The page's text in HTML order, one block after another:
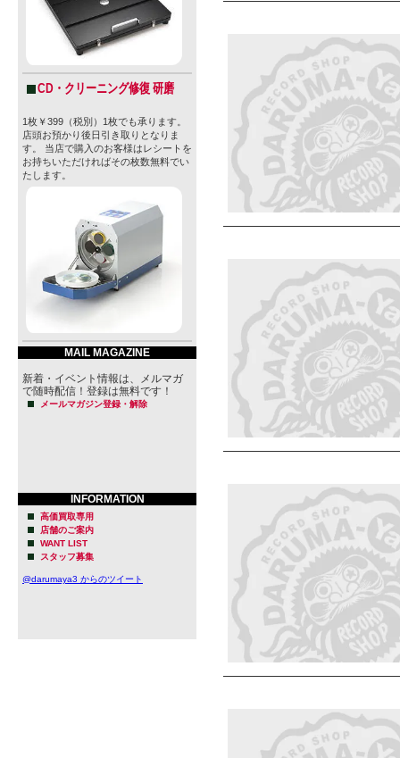
CD・クリーニング修復 研磨
1枚￥399（税別）1枚でも承ります。
店頭お預かり後日引き取りとなりま
す。 当店で購入のお客様はレシートを
お持ちいただければその枚数無料でい
たします。
MAIL MAGAZINE
新着・イベント情報は、メルマガ
で随時配信！登録は無料です！
メールマガジン登録・解除
INFORMATION
高価買取専用
店舗のご案内
WANT LIST
スタッフ募集
@darumaya3 からのツイート